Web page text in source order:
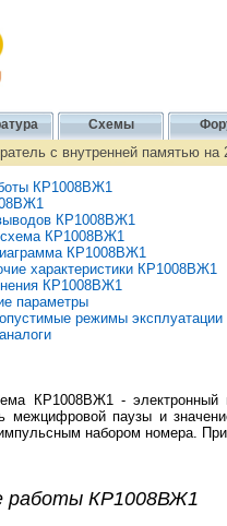
Схемы
с внутренней памятью
КР1008ВЖ1
КР1008ВЖ1
схема КР1008ВЖ1
КР1008ВЖ1
характеристики КР1008ВЖ1
КР1008ВЖ1
параметры
режимы эксплуатации
КР1008ВЖ1 - электронный
межцифровой паузы и
набором номера.
работы КР1008ВЖ1